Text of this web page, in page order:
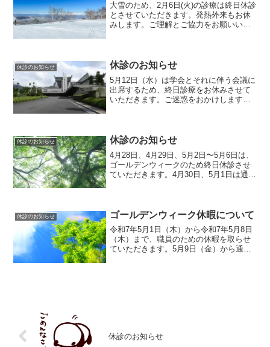
大雪のため、2月6日(火)の診療は終日休診
とさせていただきます。発熱外来もお休
みします。ご理解とご協力をお願いいた
休診のお知らせ 休診のお知らせ
5月12日（水）は学会とそれに伴う会議に
出席するため、終日診療をお休みさせて
いただきます。ご迷惑をおかけします
休診のお知らせ 休診のお知らせ
4月28日、4月29日、5月2日〜5月6日は、
ゴールデンウィークのため終日休診させ
ていただきます。4月30日、5月1日は通常
お...
休診のお知らせ ゴールデンウィーク休暇について
令和7年5月1日（木）から令和7年5月8日
（木）まで、職員のための休暇を取らせ
ていただきます。5月9日（金）から通常
休診のお知らせ